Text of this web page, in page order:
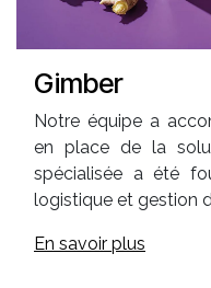
Gimber
Notre équipe a
en place de la
spécialisée a été
logistique et gestion
En savoir plus